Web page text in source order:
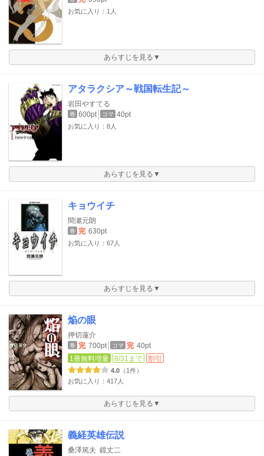
お気に入り：1人
あらすじを見る▼
アタラクシア～戦国転生記～
岩田やすてる
巻 600pt コマ 40pt
お気に入り：8人
あらすじを見る▼
キョウイチ
間瀬元朗
巻 完 630pt
お気に入り：67人
あらすじを見る▼
焔の眼
押切蓮介
巻 完 700pt コマ 完 40pt
1冊無料増量
8/31まで 割引
4.0 （1件）
お気に入り：417人
あらすじを見る▼
義経英雄伝説
桑澤篤夫 鏡丈二